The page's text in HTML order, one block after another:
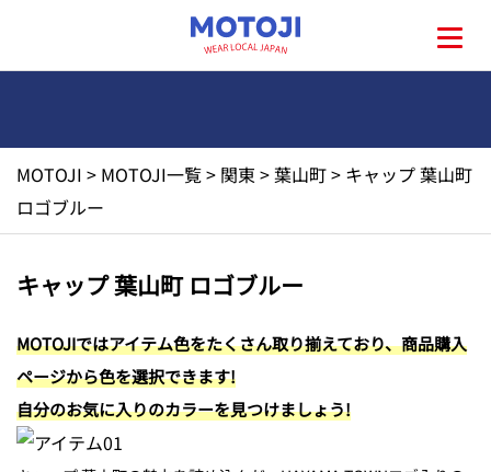
地元一覧
お問い合わせ
MOTOJI > MOTOJI一覧> 関東 >葉山町> キャップ 葉山町
ロゴブルー
キャップ 葉山町 ロゴブルー
MOTOJIではアイテム色をたくさん取り揃えており、商品購入
ページから色を選択できます!
自分のお気に入りのカラーを見つけましょう!